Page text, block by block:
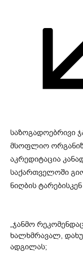
საზოგადოებრივი
მსოფლიო
აკრედიტაცია
საქართველოში
ნიღბის
„ჯანმო
ხალხმრავალ,
ადგილას;